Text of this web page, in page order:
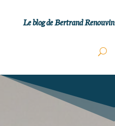
Le blog de Bertrand Renouvin